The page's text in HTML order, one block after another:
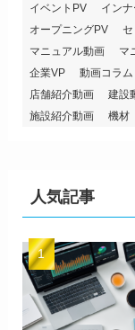
イベントPV
イン
オープニングPV
マニュアル動画
マ
企業VP
動画コラム
店舗紹介動画
建設
施設紹介動画
機材
人気記事